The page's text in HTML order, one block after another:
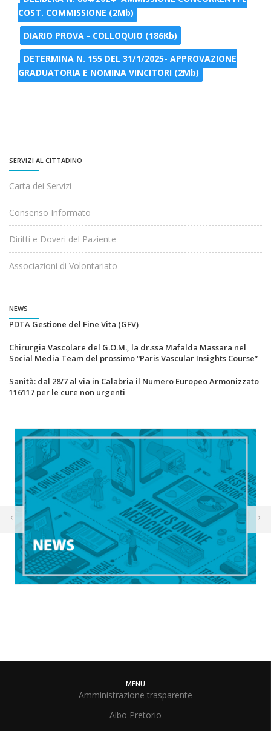
COST. COMMISSIONE (2Mb)
DIARIO PROVA - COLLOQUIO (186Kb)
DETERMINA N. 155 DEL 31/1/2025- APPROVAZIONE
GRADUATORIA E NOMINA VINCITORI (2Mb)
SERVIZI AL CITTADINO
Carta dei Servizi
Consenso Informato
Diritti e Doveri del Paziente
Associazioni di Volontariato
NEWS
PDTA Gestione del Fine Vita (GFV)
Chirurgia Vascolare del G.O.M., la dr.ssa Mafalda Massara nel
Social Media Team del prossimo “Paris Vascular Insights Course”
Sanità: dal 28/7 al via in Calabria il Numero Europeo Armonizzato
116117 per le cure non urgenti
MENU
Amministrazione trasparente
Albo Pretorio